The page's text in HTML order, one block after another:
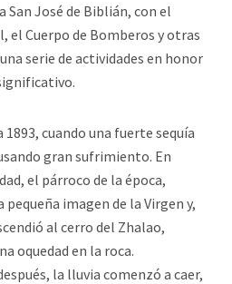
San José de Biblián, con el
el Cuerpo de Bomberos y otras
serie de actividades en honor
cuando una fuerte sequía
gran sufrimiento. En
el párroco de la época,
imagen de la Virgen y,
al cerro del Zhalao,
oquedad en la roca.
la lluvia comenzó a caer,